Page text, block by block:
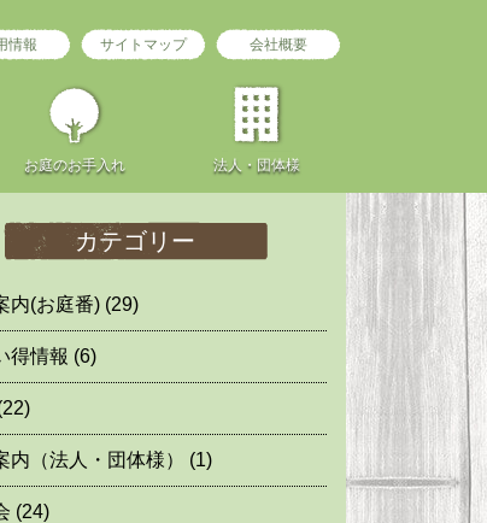
お庭のお手入れ 法人・団体様
情報 サイトマップ 会社概要
カテゴリー
内(お庭番) (29)
得情報 (6)
内（法人・団体様） (1)
(24)